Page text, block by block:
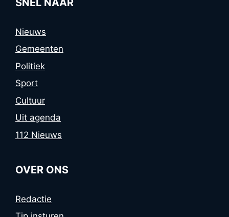
SNEL NAAR
Nieuws
Gemeenten
Politiek
Sport
Cultuur
Uit agenda
112 Nieuws
OVER ONS
Redactie